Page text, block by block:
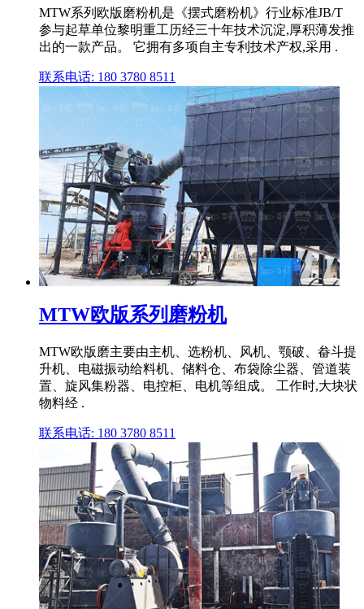
MTW系列欧版磨粉机是《摆式磨粉机》行业标准JB/T
参与起草单位黎明重工历经三十年技术沉淀,厚积薄发推
出的一款产品。 它拥有多项自主专利技术产权,采用 .
联系电话: 180 3780 8511
MTW欧版系列磨粉机
MTW欧版磨主要由主机、选粉机、风机、颚破、畚斗提
升机、电磁振动给料机、储料仓、布袋除尘器、管道装
置、旋风集粉器、电控柜、电机等组成。 工作时,大块状
物料经 .
联系电话: 180 3780 8511